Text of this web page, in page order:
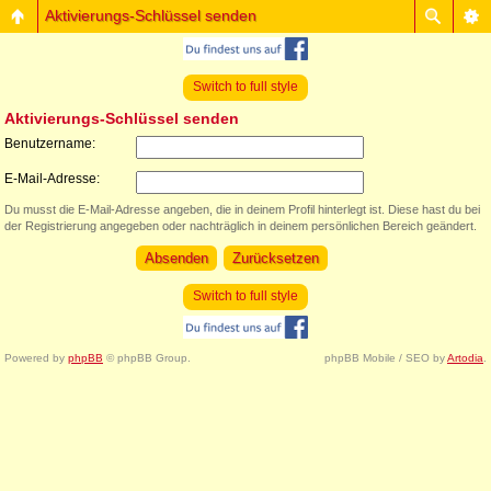
Aktivierungs-Schlüssel senden
Switch to full style
Aktivierungs-Schlüssel senden
Benutzername:
E-Mail-Adresse:
Du musst die E-Mail-Adresse angeben, die in deinem Profil hinterlegt ist. Diese hast du bei
der Registrierung angegeben oder nachträglich in deinem persönlichen Bereich geändert.
Switch to full style
Powered by phpBB © phpBB Group. phpBB Mobile / SEO byArtodia